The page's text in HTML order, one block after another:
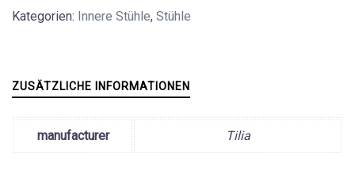
Kategorien: Innere Stühle, Stühle
ZUSÄTZLICHE INFORMATIONEN
manufacturer Tilia